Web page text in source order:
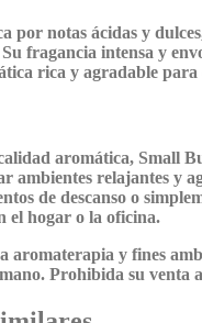
por notas ácidas y
fragancia intensa y
rica y agradable para
aromática, Small
ambientes relajantes y
de descanso o
el hogar o la oficina.
aromaterapia y fines
Prohibida su venta